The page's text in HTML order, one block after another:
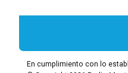
En cumplimiento con lo